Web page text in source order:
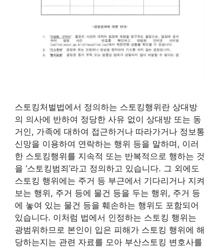
스토킹처벌법에서 정의하는 스토킹행위란 상대방
의 의사에 반하여 정당한 사유 없이 상대방 또는 동
거인, 가족에 대하여 접근하거나 따라가거나 정보통
신망을 이용하여 연락하는 행위 등을 말하며, 이러
한 스토킹행위를 지속적 또는 반복적으로 행하는 것
을 ‘스토킹범죄’라고 정의하고 있습니다. 그 외에도
스토킹 행위에는 주거 등 부근에서 기다리거나 지켜
보는 행위, 주거 등에 물건 등을 두는 행위, 주거 등
에 놓여 있는 물건 등을 훼손하는 행위도 포함되어
있습니다. 이처럼 법에서 인정하는 스토킹 행위는
광범위하므로 본인이 입은 피해가 스토킹 행위에 해
당하는지는 관련 자료를 모아 부산스토킹 변호사를